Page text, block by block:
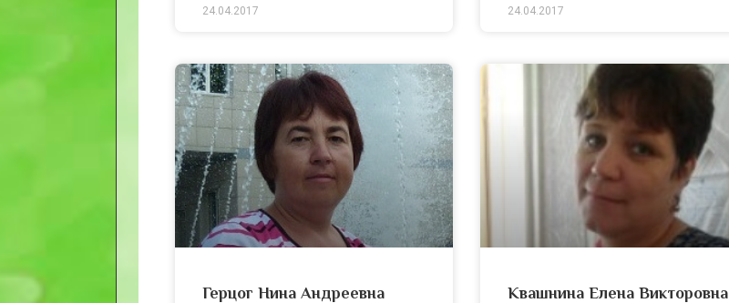
24.04.2017 24.04.2017
Герцог Нина Андреевна Квашнина Елена Викторовна